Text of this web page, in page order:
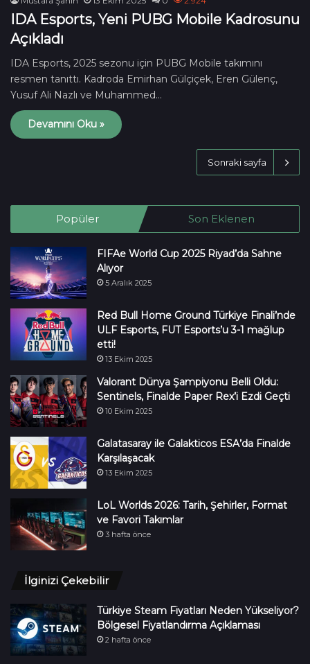
IDA Esports, Yeni PUBG Mobile Kadrosunu
Açıkladı
IDA Esports, 2025 sezonu için PUBG Mobile takımını
resmen tanıttı. Kadroda Emirhan Gülçiçek, Eren Gülenç,
Yusuf Ali Nazlı ve Muhammed…
Devamını Oku »
Sonraki sayfa
Popüler Son Eklenen
FIFAe World Cup 2025 Riyad’da Sahne
Alıyor
5 Aralık 2025
Red Bull Home Ground Türkiye Finali’nde
ULF Esports, FUT Esports’u 3-1 mağlup
etti!
13 Ekim 2025
Valorant Dünya Şampiyonu Belli Oldu:
Sentinels, Finalde Paper Rex’i Ezdi Geçti
10 Ekim 2025
Galatasaray ile Galakticos ESA’da Finalde
Karşılaşacak
13 Ekim 2025
LoL Worlds 2026: Tarih, Şehirler, Format
ve Favori Takımlar
3 hafta önce
İlginizi Çekebilir
Türkiye Steam Fiyatları Neden Yükseliyor?
Bölgesel Fiyatlandırma Açıklaması
2 hafta önce